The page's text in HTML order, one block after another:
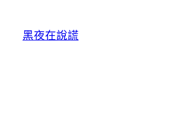
黑夜在說謊